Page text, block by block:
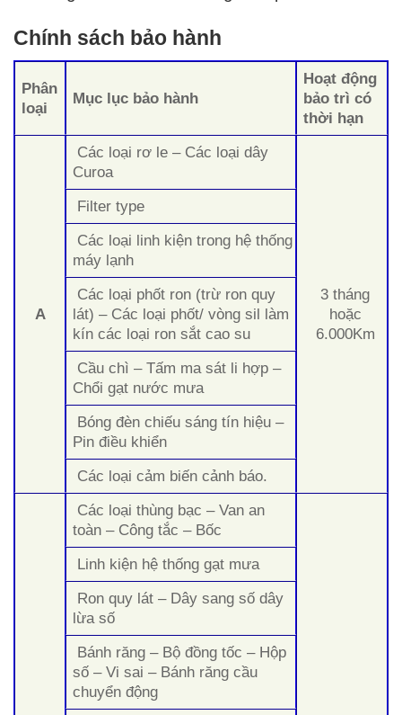
Chính sách bảo hành
Phân
loại
Mục lục bảo hành
Hoạt động
bảo trì có
thời hạn
A
Các loại rơ le – Các loại dây
Curoa
3 tháng
hoặc
6.000Km
Filter type
Các loại linh kiện trong hệ thống
máy lạnh
Các loại phốt ron (trừ ron quy
lát) – Các loại phốt/ vòng sil làm
kín các loại ron sắt cao su
Cầu chì – Tấm ma sát li hợp –
Chổi gạt nước mưa
Bóng đèn chiếu sáng tín hiệu –
Pin điều khiển
Các loại cảm biến cảnh báo.
Các loại thùng bạc – Van an
toàn – Công tắc – Bốc
Linh kiện hệ thống gạt mưa
Ron quy lát – Dây sang số dây
lừa số
Bánh răng – Bộ đồng tốc – Hộp
số – Vi sai – Bánh răng cầu
chuyển động